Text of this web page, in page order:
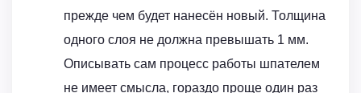
прежде чем будет нанесён новый. Толщина
одного слоя не должна превышать 1 мм.
Описывать сам процесс работы шпателем
не имеет смысла, гораздо проще один раз